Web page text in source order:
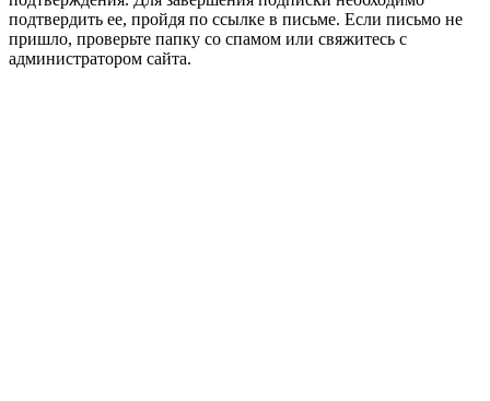
подтвердить ее, пройдя по ссылке в письме. Если письмо не
пришло, проверьте папку со спамом или свяжитесь с
администратором сайта.